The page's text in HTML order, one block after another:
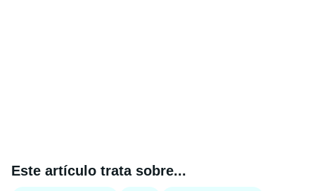
Este artículo trata sobre...